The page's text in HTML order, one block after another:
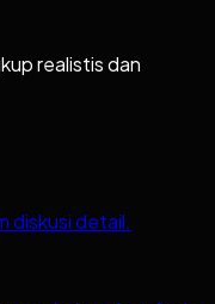
realistis dan
diskusi detail.